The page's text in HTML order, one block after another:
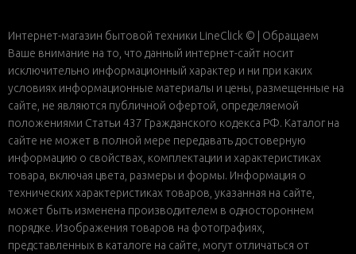
Интернет-магазин бытовой техники LineClick © | Обращаем
Ваше внимание на то, что данный интернет-сайт носит
исключительно информационный характер и ни при каких
условиях информационные материалы и цены, размещенные на
сайте, не являются публичной офертой, определяемой
положениями Статьи 437 Гражданского кодекса РФ. Каталог на
сайте не может в полной мере передавать достоверную
информацию о свойствах, комплектации и характеристиках
товара, включая цвета, размеры и формы. Информация о
технических характеристиках товаров, указанная на сайте,
может быть изменена производителем в одностороннем
порядке. Изображения товаров на фотографиях,
представленных в каталоге на сайте, могут отличаться от